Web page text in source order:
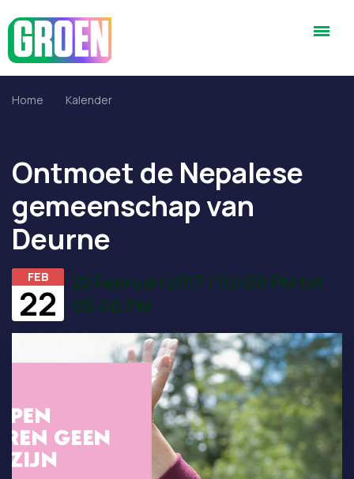
Home Kalender
Ontmoet de Nepalese
gemeenschap van
Deurne
FEB
22
22 Februari 2017 / 02:00 PM tot
05:00 PM